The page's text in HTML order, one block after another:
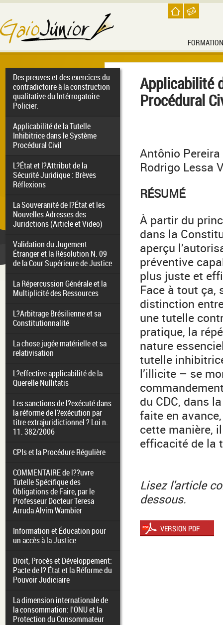
FORMATION
Des preuves et des exercices du
contradictoire à la construction
qualitative du Intérrogatoire
Policier.
Applicabilité de la Tutelle
Inhibitrice dans le Système
Procédural Civil
L?État et l?Attribut de la
Sécurité Juridique : Brèves
Réflexions
La Souveranité de l?État et les
Nouvelles Adresses des
Juridctions (Article et Video)
Validation du Jugement
Étranger et la Résolution N. 09
de la Cour Supérieure de Justice
La Répercussion Générale et la
Multiplicité des Ressources
L?Arbitrage Brésilienne et sa
Constitutionnalité
La chose jugée matérielle et sa
relativisation
L?effective applicabilité de la
Querelle Nullitatis
Les sanctions de l?exécuté dans
la réforme de l?exécution par
titre extrajuridictionnel ? Loi n.
11. 382/2006
CPIs et la Procédure Régulière
COMMENTAIRE de l??uvre
Tutelle Spécifique des
Obligations de Faire, par le
Professeur Docteur Teresa
Arruda Alvim Wambier
Information et Éducation pour
un accès à la Justice
Droit, Procès et Développement:
Pacte de l? État et la Réforme du
Pouvoir Judiciaire
La dimension internationale de
la consommation: l'ONU et la
Protection du Consommateur
Applicabilité
Procédural
Antônio
Rodrigo Lessa
RÉSUMÉ
À partir du
dans la
aperçu
préventive
plus juste et
Face à tout ça,
distinction
une tutelle
pratique, la
nature
tutelle
l’illicite – se
du CDC, dans
faite en
cette manière,
efficacité de la
Lisez l'article
dessous.